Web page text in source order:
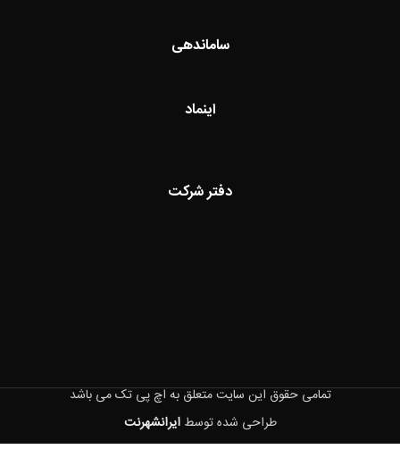
ساماندهی
اینماد
دفتر شرکت
تمامی حقوق این سایت متعلق به اچ پی تک می باشد
طراحی شده توسطایرانشهرنت